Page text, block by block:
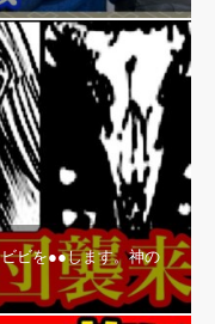
ビを●●します。神の